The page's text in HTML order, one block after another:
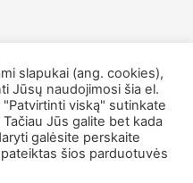
slapukai (ang. cookies),
Jūsų naudojimosi šia el.
viską" sutinkate
Jūs galite bet kada
galėsite perskaite
šios parduotuvės